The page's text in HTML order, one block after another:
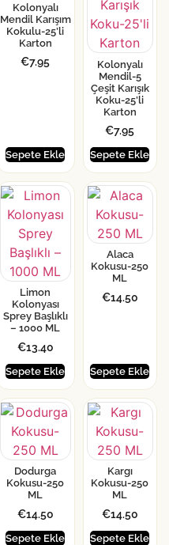
Kolonyalı
Mendil Karışım
Kokulu-25’li
Karton
€7.95
Sepete Ekle
Kolonyalı
Mendil-5
Çeşit Karışık
Koku-25’li
Karton
€7.95
Sepete Ekle
Limon
Kolonyası
Sprey Başlıklı
– 1000 ML
€13.40
Sepete Ekle
Alaca
Kokusu-250
ML
€14.50
Sepete Ekle
Dodurga
Kokusu-250
ML
€14.50
Sepete Ekle
Kargı
Kokusu-250
ML
€14.50
Sepete Ekle